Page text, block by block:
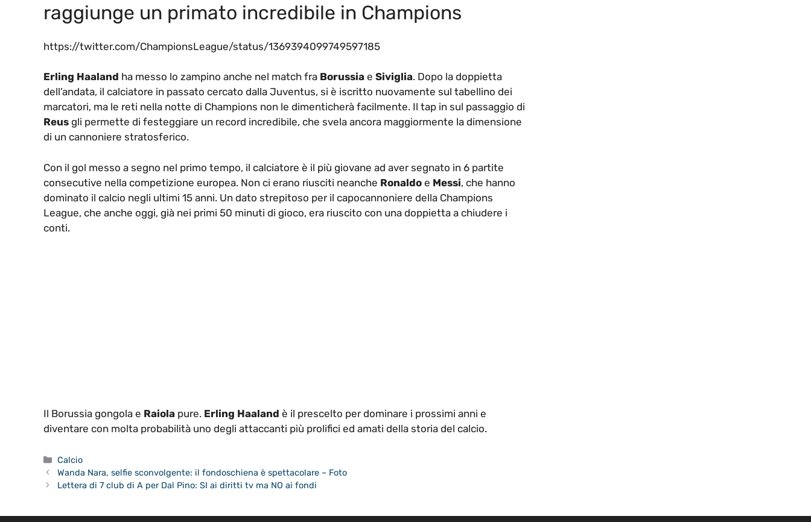
raggiunge un primato incredibile in Champions
https://twitter.com/ChampionsLeague/status/1369394099749597185
Erling Haaland ha messo lo zampino anche nel match fra Borussia e Siviglia. Dopo la doppietta
dell’andata, il calciatore in passato cercato dalla Juventus, si è iscritto nuovamente sul tabellino dei
marcatori, ma le reti nella notte di Champions non le dimenticherà facilmente. Il tap in sul passaggio di
Reus gli permette di festeggiare un record incredibile, che svela ancora maggiormente la dimensione
di un cannoniere stratosferico.
Con il gol messo a segno nel primo tempo, il calciatore è il più giovane ad aver segnato in 6 partite
consecutive nella competizione europea. Non ci erano riusciti neanche Ronaldo e Messi, che hanno
dominato il calcio negli ultimi 15 anni. Un dato strepitoso per il capocannoniere della Champions
League, che anche oggi, già nei primi 50 minuti di gioco, era riuscito con una doppietta a chiudere i
conti.
Il Borussia gongola e Raiola pure. Erling Haaland è il prescelto per dominare i prossimi anni e
diventare con molta probabilità uno degli attaccanti più prolifici ed amati della storia del calcio.
Categorie
Calcio
Wanda Nara, selfie sconvolgente: il fondoschiena è spettacolare – Foto
Lettera di 7 club di A per Dal Pino: SI ai diritti tv ma NO ai fondi